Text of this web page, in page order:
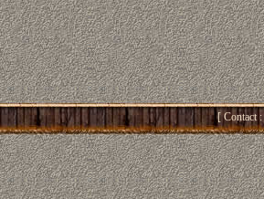
[ Contact :